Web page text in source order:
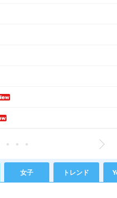
女子 トレンド